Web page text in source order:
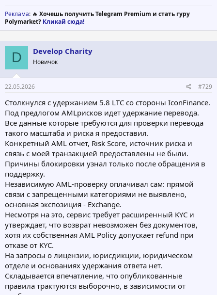
Реклама: 🔥 Хочешь получить Telegram Premium и стать гуру
Polymarket? Кликай сюда!
D Develop Charity
Новичок
22.05.2026 #729
Столкнулся с удержанием 5.8 LTC со стороны IconFinance.
Под предлогом AMLрисков идет удержание перевода.
Все данные которые требуются для проверки перевода
такого масштаба и риска я предоставил.
Конкретный AML отчет, Risk Score, источник риска и
связь с моей транзакцией предоставлены не были.
Причины блокировки узнал только после обращения в
поддержку.
Независимую AML-проверку оплачивал сам: прямой
связи с запрещенными категориями не выявлено,
основная экспозиция - Exchange.
Несмотря на это, сервис требует расширенный KYC и
утверждает, что возврат невозможен без документов,
хотя их собственная AML Policy допускает refund при
отказе от KYC.
На запросы о лицензии, юрисдикции, юридическом
отделе и основаниях удержания ответа нет.
Складывается впечатление, что опубликованные
правила трактуются выборочно, в зависимости от